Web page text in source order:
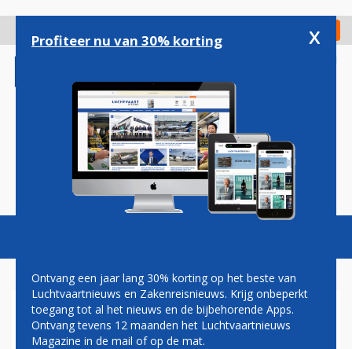
gaan
Check in
Magazine Podcasts Vacatures
NOORD-ZUIDLIJN
Profiteer nu van 30% korting x
Ontvang een jaar lang 30% korting op het beste van
Luchtvaartnieuws en Zakenreisnieuws. Krijg onbeperkt
toegang tot al het nieuws en de bijbehorende Apps.
Ontvang tevens 12 maanden het Luchtvaartnieuws
Magazine in de mail of op de mat.